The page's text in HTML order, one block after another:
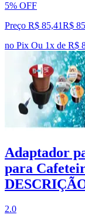
5% OFF
Preço R$ 85,41R$ 85
no Pix Ou 1x de R$
Adaptador
para
2.0